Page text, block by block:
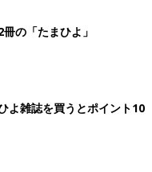
の「たまひよ」
よ雑誌を買うとポイント10